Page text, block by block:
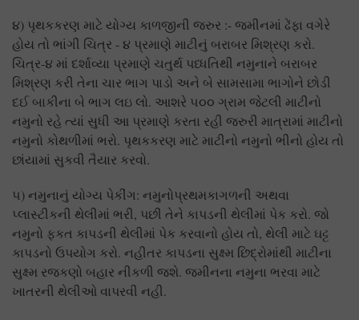
૪) પૃથકકરણ માટે યોગ્ય કાળજીની જરુર :- જમીનમાં ઢેંફા વગેરે
હોય તો ભાંગી ચિત્ર - ૪ પ્રમાણે માટીનું બરાબર મિશ્રણ કરો.
ચિત્ર-૪ માં દર્શાવ્યા પ્રમાણે ચતુર્થ પધ્ધતિથી નમુનાને બરાબર
મિશ્રણ કરી તેના ચાર ભાગ પાડો અને બે સામસામા ભાગોને છોડી
દઈ બાકીના બે ભાગ લઇ લો. આશરે ૫૦૦ ગ્રામ જેટલી માટીનો
નમુનો રહે ત્યાં સુધી આ પ્રમાણે કરતા રહી જરુરી માત્રામાં માટીનો
નમુનો કોથળીમાં ભરો. પૃથકકરણ માટે માટીનો નમુનો ભીનો હોય તો
છાંયામાં સુકવી તૈયાર કરવો.
૫) નમુનાનું યોગ્ય પેકીંગ: નમુનોપ્રથમકાગળની અથવા
પ્લાસ્ટીકની થેલીમાં ભરી, પછી તેને કાપડની થેલીમાં પેક કરો. જો
નમુનો ફકત કાપડની થેલીમાં પેક કરવાનો હોય તો, થેલી માટે ઘટ્ટ
કાપડનો ઉપયોગ કરો. નહીતર કાપડના સુક્ષ્મ છિદ્રોમાંથી માટીના
સુક્ષ્મ રજકણો બહાર નીકળી જશે. જમીનના નમુના ભરવા માટે
ખાતરની થેલીઓ વાપરવી નહી.